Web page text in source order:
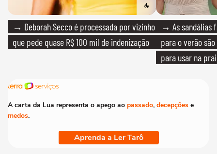
→ Deborah Secco é processada por vizinho
que pede quase R$ 100 mil de indenização
→ As sandálias
para o verão
para usar na
A carta da Lua representa o apego ao passado, decepções e
medos.
Aprenda a Ler Tarô